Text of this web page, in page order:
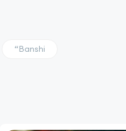
“Banshi